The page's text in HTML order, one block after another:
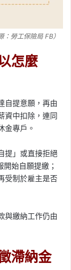
勞工保險局 FB）
怎麼
自提意願，再由
資中扣除，連同
金專戶。
提」或直接拒絕
始自願提繳；
受制於雇主是否
與繳納工作仍由
滯納金